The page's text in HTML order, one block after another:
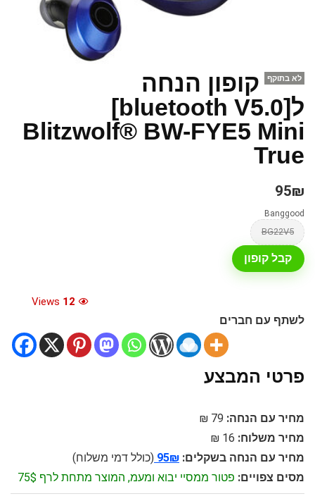
לא בתוקף
קופון הנחה
ל[bluetooth V5.0]
Blitzwolf® BW-FYE5 Mini
True
95₪
Banggood
BG22V5
קבל קופון
12
לשתף עם חברים
פרטי המבצע
מחיר עם הנחה: 79 ₪
מחיר משלוח: 16 ₪
מחיר עם הנחה בשקלים: 95₪ (כולל דמי משלוח)
מסים צפויים: פטור ממסיי יבוא ומעמ, המוצר מתחת לרף 75$